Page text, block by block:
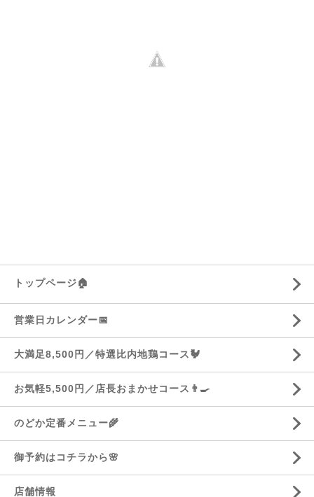
トップページ🏠
営業日カレンダー📅
大満足8,500円／特選比内地鶏コース🐓
お気軽5,500円／店長おまかせコース👨‍🍳
のどか定番メニュー🌾
御予約はコチラから🌸
店舗情報